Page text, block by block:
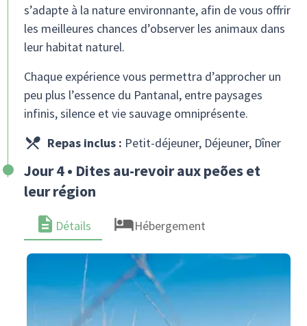
s’adapte à la nature environnante, afin de vous offrir
les meilleures chances d’observer les animaux dans
leur habitat naturel.
Chaque expérience vous permettra d’approcher un
peu plus l’essence du Pantanal, entre paysages
infinis, silence et vie sauvage omniprésente.
Repas inclus : Petit-déjeuner, Déjeuner, Dîner
Jour 4 • Dites au-revoir aux peões et
leur région
Détails Hébergement